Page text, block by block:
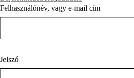
Felhasználónév, vagy e-mail cím
Jelszó